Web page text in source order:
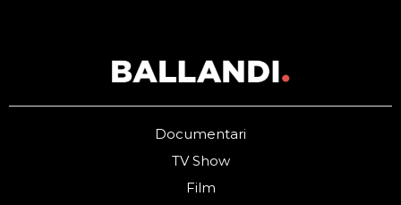
Documentari
TV Show
Film